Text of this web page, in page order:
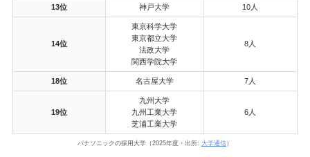
13位 神戸大学 10人
14位
東京科学大学
東京都立大学
法政大学
関西学院大学
8人
18位 名古屋大学 7人
19位
九州大学
九州工業大学
芝浦工業大学
6人
パナソニックの採用大学（2025年度・出所: 大学通信）